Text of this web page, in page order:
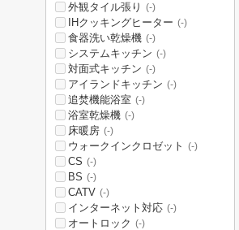
外観タイル張り (-)
IHクッキングヒーター (-)
食器洗い乾燥機 (-)
システムキッチン (-)
対面式キッチン (-)
アイランドキッチン (-)
追焚機能浴室 (-)
浴室乾燥機 (-)
床暖房 (-)
ウォークインクロゼット (-)
CS (-)
BS (-)
CATV (-)
インターネット対応 (-)
オートロック (-)